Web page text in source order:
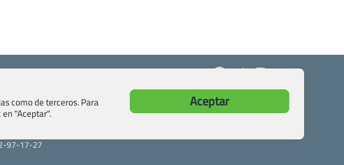
Local 13
– Adeje
– España
97-17-27
como de terceros. Para
en "Aceptar".
Aceptar